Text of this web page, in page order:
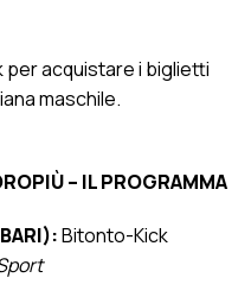
per acquistare i biglietti
maschile.
– IL PROGRAMMA
Bitonto-Kick